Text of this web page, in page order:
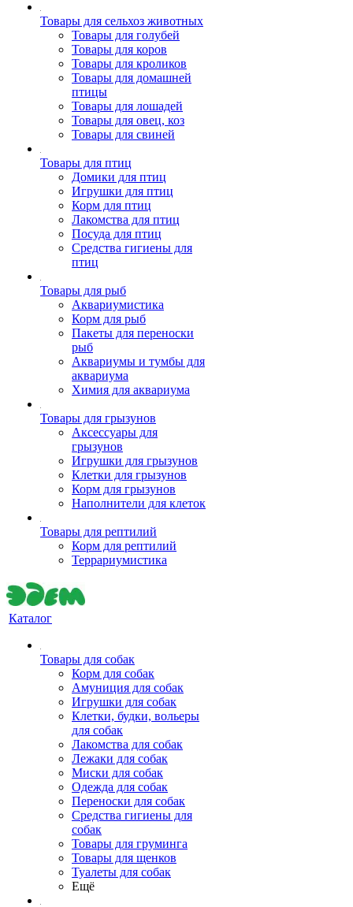
Товары для сельхоз животных
Товары для голубей
Товары для коров
Товары для кроликов
Товары для домашней
птицы
Товары для лошадей
Товары для овец, коз
Товары для свиней
Товары для птиц
Домики для птиц
Игрушки для птиц
Корм для птиц
Лакомства для птиц
Посуда для птиц
Средства гигиены для
птиц
Товары для рыб
Аквариумистика
Корм для рыб
Пакеты для переноски
рыб
Аквариумы и тумбы для
аквариума
Химия для аквариума
Товары для грызунов
Аксессуары для
грызунов
Игрушки для грызунов
Клетки для грызунов
Корм для грызунов
Наполнители для клеток
Товары для рептилий
Корм для рептилий
Террариумистика
Каталог
Товары для собак
Корм для собак
Амуниция для собак
Игрушки для собак
Клетки, будки, вольеры
для собак
Лакомства для собак
Лежаки для собак
Миски для собак
Одежда для собак
Переноски для собак
Средства гигиены для
собак
Товары для груминга
Товары для щенков
Туалеты для собак
Ещё